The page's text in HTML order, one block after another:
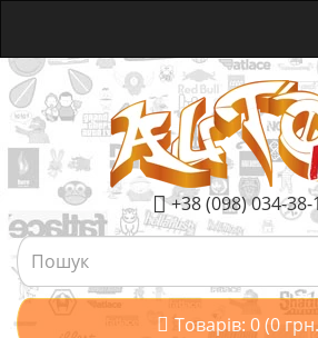
+38 (098) 034-38-
Товарів: 0 (0